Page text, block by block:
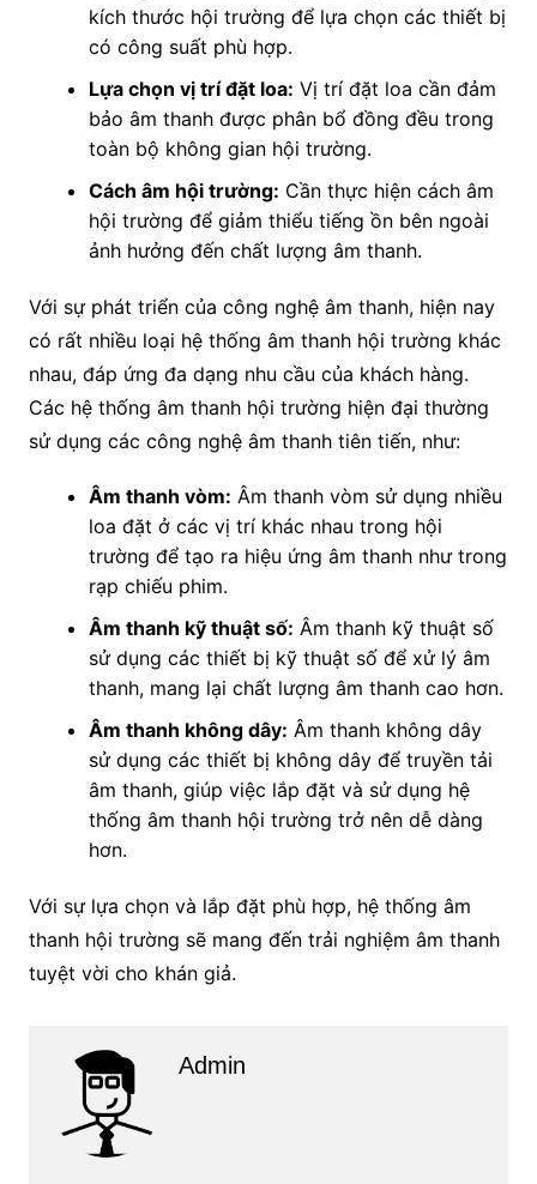
kích thước hội trường để lựa chọn các thiết bị
có công suất phù hợp.
Lựa chọn vị trí đặt loa: Vị trí đặt loa cần đảm
bảo âm thanh được phân bổ đồng đều trong
toàn bộ không gian hội trường.
Cách âm hội trường: Cần thực hiện cách âm
hội trường để giảm thiểu tiếng ồn bên ngoài
ảnh hưởng đến chất lượng âm thanh.
Với sự phát triển của công nghệ âm thanh, hiện nay
có rất nhiều loại hệ thống âm thanh hội trường khác
nhau, đáp ứng đa dạng nhu cầu của khách hàng.
Các hệ thống âm thanh hội trường hiện đại thường
sử dụng các công nghệ âm thanh tiên tiến, như:
Âm thanh vòm: Âm thanh vòm sử dụng nhiều
loa đặt ở các vị trí khác nhau trong hội
trường để tạo ra hiệu ứng âm thanh như trong
rạp chiếu phim.
Âm thanh kỹ thuật số: Âm thanh kỹ thuật số
sử dụng các thiết bị kỹ thuật số để xử lý âm
thanh, mang lại chất lượng âm thanh cao hơn.
Âm thanh không dây: Âm thanh không dây
sử dụng các thiết bị không dây để truyền tải
âm thanh, giúp việc lắp đặt và sử dụng hệ
thống âm thanh hội trường trở nên dễ dàng
hơn.
Với sự lựa chọn và lắp đặt phù hợp, hệ thống âm
thanh hội trường sẽ mang đến trải nghiệm âm thanh
tuyệt vời cho khán giả.
Admin